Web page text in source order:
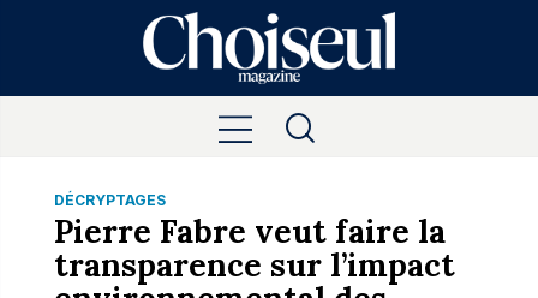
DÉCRYPTAGES
Pierre Fabre veut faire la
transparence sur l’impact